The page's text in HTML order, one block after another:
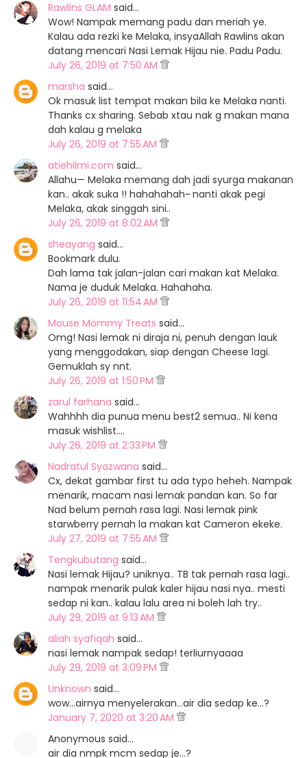
Rawlins GLAM said…
Wow! Nampak memang padu dan meriah ye.
Kalau ada rezki ke Melaka, insyaAllah Rawlins akan
datang mencari Nasi Lemak Hijau nie. Padu Padu.
July 26, 2019 at 7:50 AM
marsha said…
Ok masuk list tempat makan bila ke Melaka nanti.
Thanks cx sharing. Sebab xtau nak g makan mana
dah kalau g melaka
July 26, 2019 at 7:55 AM
atiehilmi.com said…
Allahu— Melaka memang dah jadi syurga makanan
kan.. akak suka !! hahahahah~ nanti akak pegi
Melaka, akak singgah sini..
July 26, 2019 at 8:02 AM
sheayang said…
Bookmark dulu.
Dah lama tak jalan-jalan cari makan kat Melaka.
Nama je duduk Melaka. Hahahaha.
July 26, 2019 at 11:54 AM
Mouse Mommy Treats said…
Omg! Nasi lemak ni diraja ni, penuh dengan lauk
yang menggodakan, siap dengan Cheese lagi.
Gemuklah sy nnt.
July 26, 2019 at 1:50 PM
zarul farhana said…
Wahhhh dia punua menu best2 semua.. Ni kena
masuk wishlist....
July 26, 2019 at 2:33 PM
Nadratul Syazwana said…
Cx, dekat gambar first tu ada typo heheh. Nampak
menarik, macam nasi lemak pandan kan. So far
Nad belum pernah rasa lagi. Nasi lemak pink
starwberry pernah la makan kat Cameron ekeke.
July 27, 2019 at 7:55 AM
Tengkubutang said…
Nasi lemak Hijau? uniknya.. TB tak pernah rasa lagi..
nampak menarik pulak kaler hijau nasi nya.. mesti
sedap ni kan.. kalau lalu area ni boleh lah try..
July 29, 2019 at 9:13 AM
aliah syafiqah said…
nasi lemak nampak sedap! terliurnyaaaa
July 29, 2019 at 3:09 PM
Unknown said…
wow...airnya menyelerakan...air dia sedap ke...?
January 7, 2020 at 3:20 AM
Anonymous said…
air dia nmpk mcm sedap je...?